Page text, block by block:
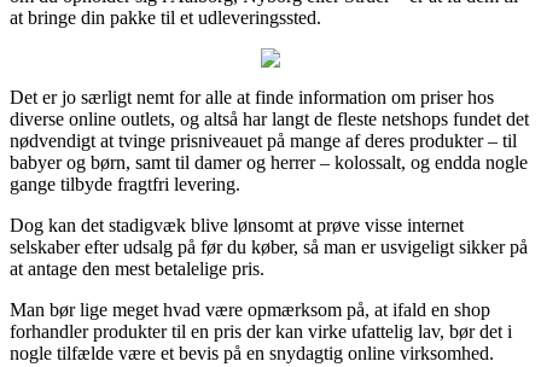
at bringe din pakke til et udleveringssted.
Det er jo særligt nemt for alle at finde information om priser hos
diverse online outlets, og altså har langt de fleste netshops fundet det
nødvendigt at tvinge prisniveauet på mange af deres produkter – til
babyer og børn, samt til damer og herrer – kolossalt, og endda nogle
gange tilbyde fragtfri levering.
Dog kan det stadigvæk blive lønsomt at prøve visse internet
selskaber efter udsalg på før du køber, så man er usvigeligt sikker på
at antage den mest betalelige pris.
Man bør lige meget hvad være opmærksom på, at ifald en shop
forhandler produkter til en pris der kan virke ufattelig lav, bør det i
nogle tilfælde være et bevis på en snydagtig online virksomhed.